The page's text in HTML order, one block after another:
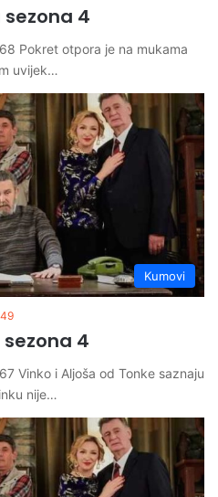
4
Pokret otpora je na mukama
uvijek…
Kumovi
4
Vinko i Aljoša od Tonke saznaju
nije…